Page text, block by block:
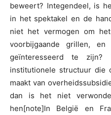
beweert? Integendeel, is
in het spektakel en de
niet het vermogen om
voorbijgaande grillen,
geïnteresseerd te zijn?
institutionele structuur die
maakt van
dan is het niet
hen[note]In België en